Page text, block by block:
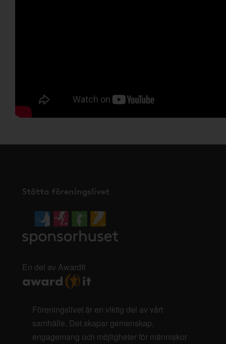
Stötta föreningslivet
En del av AwardIt
Föreningslivet är en viktig del av vårt
samhälle. Det skapar gemenskap,
engagemang och möjligheter för människor